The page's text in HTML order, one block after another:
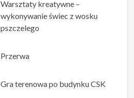
Warsztaty kreatywne –
wykonywanie świec z wosku
pszczelego
Przerwa
Gra terenowa po budynku CSK